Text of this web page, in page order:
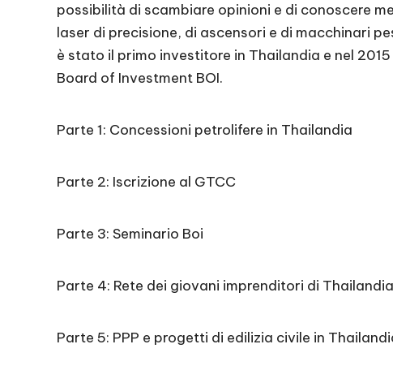
possibilità di scambiare opinioni e di conoscere
laser di precisione, di ascensori e di macchinari
è stato il primo investitore in Thailandia e nel
Board of Investment BOI.
Parte 1: Concessioni petrolifere in Thailandia
Parte 2: Iscrizione al GTCC
Parte 3: Seminario Boi
Parte 4: Rete dei giovani imprenditori di
Parte 5: PPP e progetti di edilizia civile in